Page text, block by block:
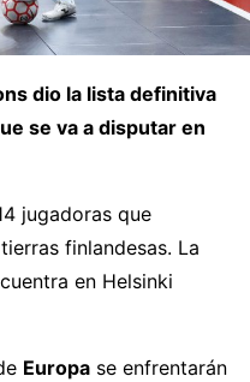
dio la lista definitiva
se va a disputar en
jugadoras que
finlandesas. La
en Helsinki
Europa se enfrentarán